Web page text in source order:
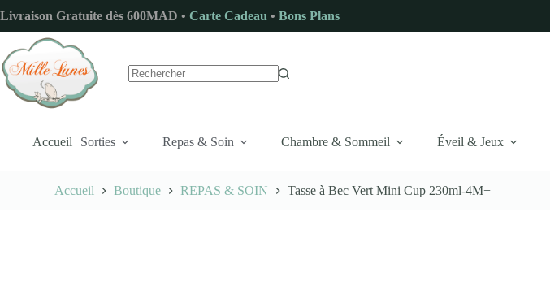
au
contenu
Livraison Gratuite dès 600MAD • Carte Cadeau • Bons Plans
Accueil Sorties Repas & Soin Chambre & Sommeil Éveil & Jeux
Accueil Boutique REPAS & SOIN Tasse à Bec Vert Mini Cup 230ml-4M+